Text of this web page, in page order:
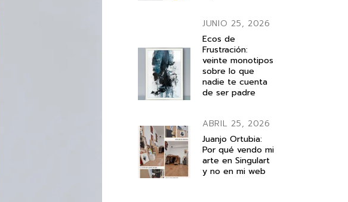
JUNIO 25, 2026
Ecos de
Frustración:
veinte monotipos
sobre lo que
nadie te cuenta
de ser padre
ABRIL 25, 2026
Juanjo Ortubia:
Por qué vendo mi
arte en Singulart
y no en mi web